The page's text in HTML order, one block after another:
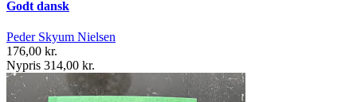
Godt dansk
Peder Skyum Nielsen
176,00 kr.
Nypris 314,00 kr.